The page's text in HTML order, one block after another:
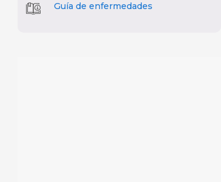
Guía de enfermedades